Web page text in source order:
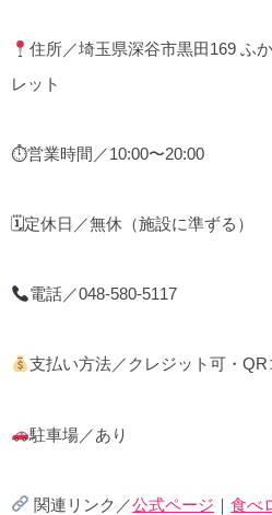
住所／埼玉県深谷市黒田169 ふ
レット
⏱営業時間／10:00〜20:00
🗓定休日／無休（施設に準ずる）
電話／048-580-5117
支払い方法／クレジット可・
駐車場／あり
関連リンク／公式ページ ｜食べ